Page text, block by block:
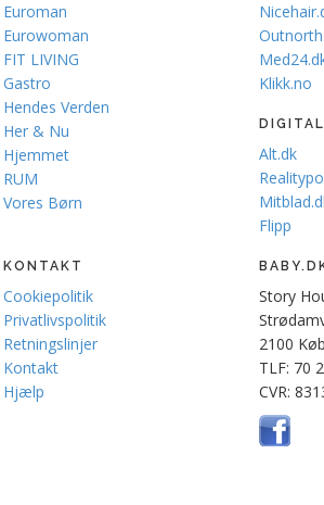
Euroman
Eurowoman
FIT LIVING
Gastro
Hendes Verden
Her & Nu
Hjemmet
RUM
Vores Børn
Klikk.no
DIGITAL
Alt.dk
Flipp
KONTAKT
Cookiepolitik
Privatlivspolitik
Retningslinjer
Kontakt
Hjælp
Story
2100
TLF: 70
CVR: